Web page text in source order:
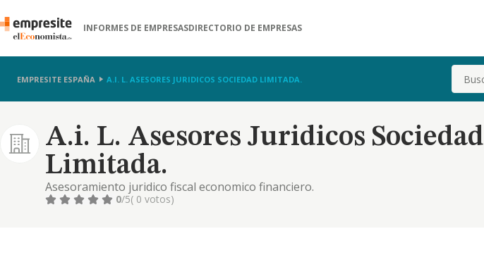
INFORMES DE EMPRESASDIRECTORIO DE EMPRESAS
EMPRESITE ESPAÑA A.I. L. ASESORES JURIDICOS SOCIEDAD LIMITADA. Buscar
A.i. L. Asesores Juridicos Sociedad
Limitada.
Asesoramiento juridico fiscal economico financiero.
0/5( 0 votos)